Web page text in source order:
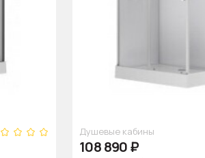
Душевые кабины
108 890₽